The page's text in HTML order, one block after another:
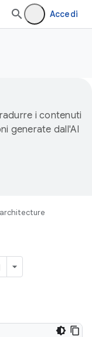
Accedi
i contenuti
generate dall'AI